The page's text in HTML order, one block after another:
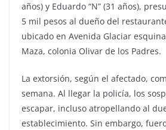
años) y Eduardo “N” (31 años),
5 mil pesos al dueño del
ubicado en Avenida Glaciar
Maza, colonia Olivar de los Padres.
La extorsión, según el afectado,
semana. Al llegar la policía, los
escapar, incluso atropellando al
establecimiento. Sin embargo,